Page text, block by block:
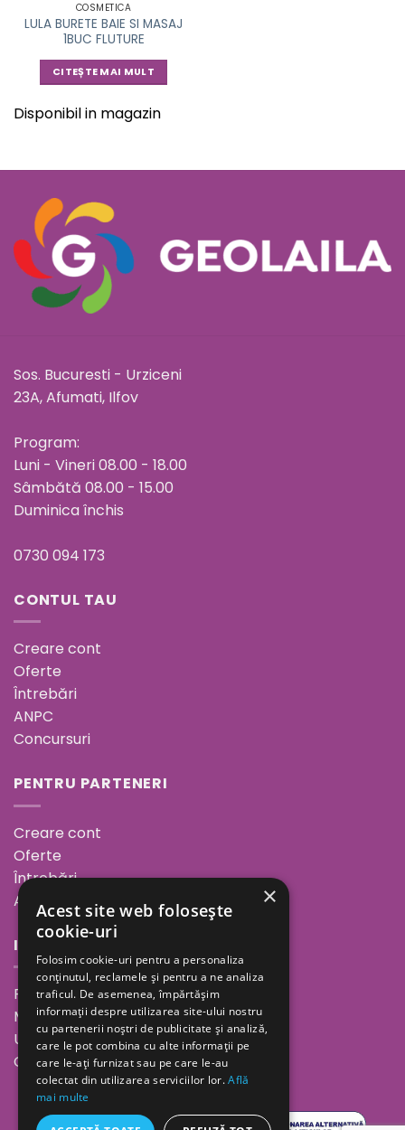
COSMETICA
LULA BURETE BAIE SI MASAJ
1BUC FLUTURE
CITEȘTE MAI MULT
Disponibil in magazin
Sos. Bucuresti - Urziceni
23A, Afumati, Ilfov
Program:
Luni - Vineri 08.00 - 18.00
Sâmbătă 08.00 - 15.00
Duminica închis
0730 094 173
CONTUL TAU
Creare cont
Oferte
Întrebări
ANPC
Concursuri
PENTRU PARTENERI
Creare cont
Oferte
Întrebări
ANPC
INFORMAȚII
Povestea noastră
Minutul de inspirație
Unde ne găsești
Cariere
×
Acest site web folosește
cookie-uri
Folosim cookie-uri pentru a personaliza
conținutul, reclamele și pentru a ne analiza
traficul. De asemenea, împărtășim
informații despre utilizarea site-ului nostru
cu partenerii noștri de publicitate și analiză,
care le pot combina cu alte informații pe
care le-ați furnizat sau pe care le-au
colectat din utilizarea serviciilor lor.Află
mai multe